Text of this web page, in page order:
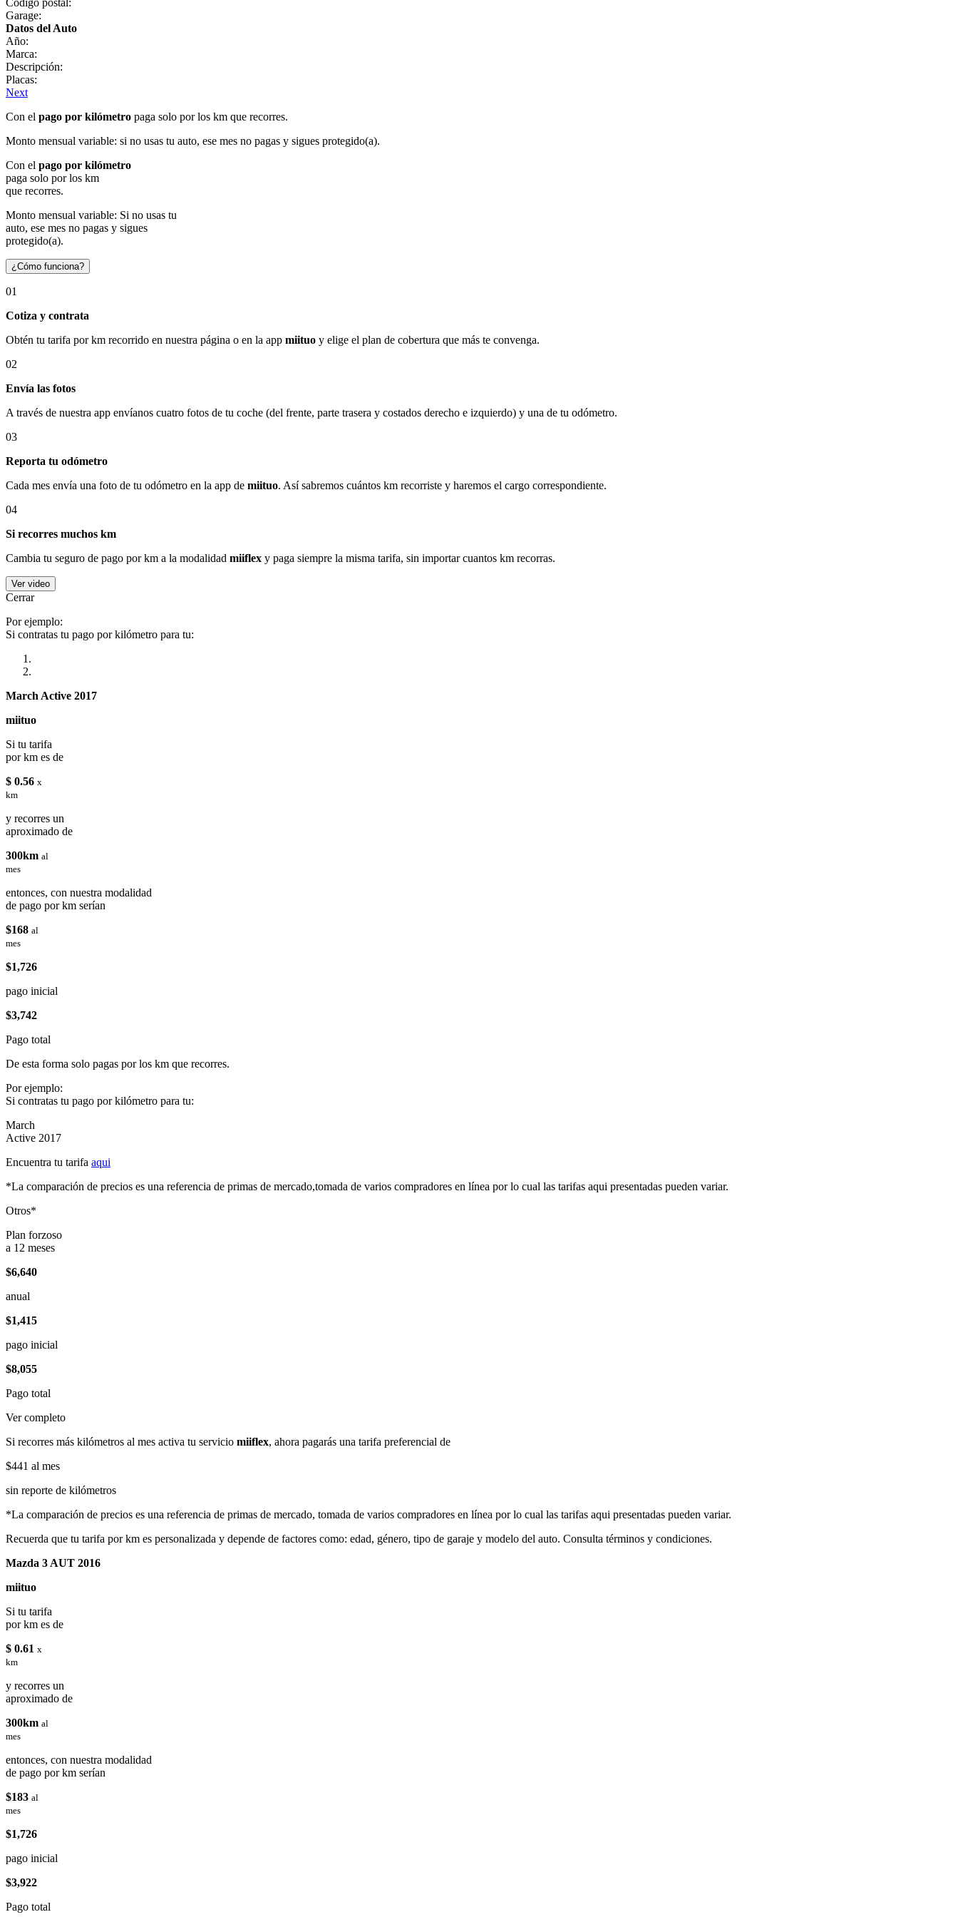
Garage:
Datos del Auto
Año:
Marca:
Descripción:
Placas:
Next
Con el pago por kilómetro paga solo por los km que recorres.
Monto mensual variable: si no usas tu auto, ese mes no pagas y sigues protegido(a).
Con el pago por kilómetro
paga solo por los km
que recorres.
Monto mensual variable: Si no usas tu
auto, ese mes no pagas y sigues
protegido(a).
¿Cómo funciona?
01
Cotiza y contrata
Obtén tu tarifa por km recorrido en nuestra página o en la app miituo y elige el plan de cobertura que más te convenga.
02
Envía las fotos
A través de nuestra app envíanos cuatro fotos de tu coche (del frente, parte trasera y costados derecho e izquierdo) y una de tu odómetro.
03
Reporta tu odómetro
Cada mes envía una foto de tu odómetro en la app de miituo. Así sabremos cuántos km recorriste y haremos el cargo correspondiente.
04
Si recorres muchos km
Cambia tu seguro de pago por km a la modalidad miiflex y paga siempre la misma tarifa, sin importar cuantos km recorras.
Ver video
Cerrar
Por ejemplo:
Si contratas tu pago por kilómetro para tu:
March Active 2017
miituo
Si tu tarifa
por km es de
$ 0.56 x
km
y recorres un
aproximado de
300km al
mes
entonces, con nuestra modalidad
de pago por km serían
$168 al
mes
$1,726
pago inicial
$3,742
Pago total
De esta forma solo pagas por los km que recorres.
Por ejemplo:
Si contratas tu pago por kilómetro para tu:
March
Active 2017
Encuentra tu tarifa aqui
*La comparación de precios es una referencia de primas de mercado,tomada de varios compradores en línea por lo cual las tarifas aqui presentadas pueden variar.
Otros*
Plan forzoso
a 12 meses
$6,640
anual
$1,415
pago inicial
$8,055
Pago total
Ver completo
Si recorres más kilómetros al mes activa tu servicio miiflex, ahora pagarás una tarifa preferencial de
$441 al mes
sin reporte de kilómetros
*La comparación de precios es una referencia de primas de mercado, tomada de varios compradores en línea por lo cual las tarifas aqui presentadas pueden variar.
Recuerda que tu tarifa por km es personalizada y depende de factores como: edad, género, tipo de garaje y modelo del auto. Consulta términos y condiciones.
Mazda 3 AUT 2016
miituo
Si tu tarifa
por km es de
$ 0.61 x
km
y recorres un
aproximado de
300km al
mes
entonces, con nuestra modalidad
de pago por km serían
$183 al
mes
$1,726
pago inicial
$3,922
Pago total